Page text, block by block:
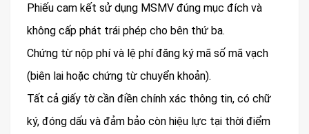
Phiếu cam kết sử dụng MSMV đúng mục đích và
không cấp phát trái phép cho bên thứ ba.
Chứng từ nộp phí và lệ phí đăng ký mã số mã vạch
(biên lai hoặc chứng từ chuyển khoản).
Tất cả giấy tờ cần điền chính xác thông tin, có chữ
ký, đóng dấu và đảm bảo còn hiệu lực tại thời điểm